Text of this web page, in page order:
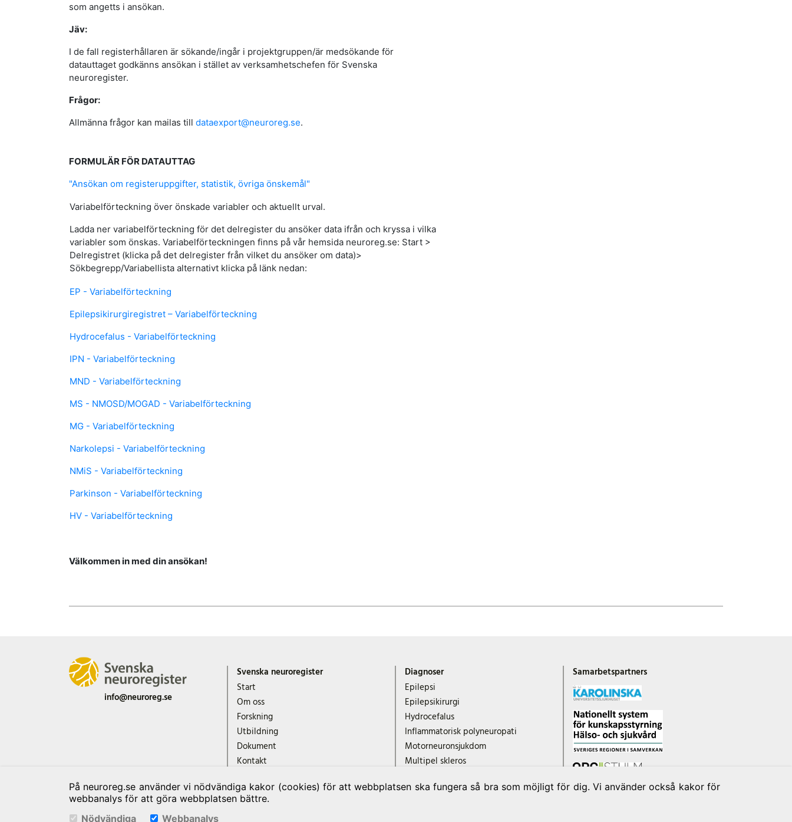
som angetts i ansökan.
Jäv:
I de fall registerhållaren är sökande/ingår i projektgruppen/är medsökande för
datauttaget godkänns ansökan i stället av verksamhetschefen för Svenska
neuroregister.
Frågor:
Allmänna frågor kan mailas till dataexport@neuroreg.se.
FORMULÄR FÖR DATAUTTAG
"Ansökan om registeruppgifter, statistik, övriga önskemål"
Variabelförteckning över önskade variabler och aktuellt urval.
Ladda ner variabelförteckning för det delregister du ansöker data ifrån och kryssa i vilka
variabler som önskas. Variabelförteckningen finns på vår hemsida neuroreg.se: Start >
Delregistret (klicka på det delregister från vilket du ansöker om data)>
Sökbegrepp/Variabellista alternativt klicka på länk nedan:
EP - Variabelförteckning
Epilepsikirurgiregistret – Variabelförteckning
Hydrocefalus - Variabelförteckning
IPN - Variabelförteckning
MND - Variabelförteckning
MS - NMOSD/MOGAD - Variabelförteckning
MG - Variabelförteckning
Narkolepsi - Variabelförteckning
NMiS - Variabelförteckning
Parkinson - Variabelförteckning
HV - Variabelförteckning
Välkommen in med din ansökan!
info@neuroreg.se
Svenska neuroregister
Start
Om oss
Forskning
Utbildning
Dokument
Kontakt
Diagnoser
Epilepsi
Epilepsikirurgi
Hydrocefalus
Inflammatorisk polyneuropati
Motorneuronsjukdom
Multipel skleros
Narkolepsi
Samarbetspartners
På neuroreg.se använder vi nödvändiga kakor (cookies) för att webbplatsen ska fungera så bra som möjligt för dig. Vi använder också kakor för
webbanalys för att göra webbplatsen bättre.
Nödvändiga
Webbanalys